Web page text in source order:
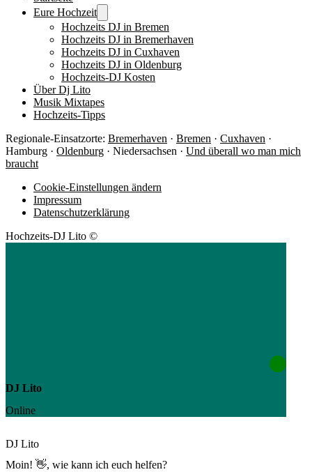
Eure Hochzeit
Hochzeits DJ in Bremen
Hochzeits DJ in Bremerhaven
Hochzeits DJ in Cuxhaven
Hochzeits DJ in Oldenburg
Hochzeits-DJ Kosten
Über Dj Lito
Musik Mixtapes
Hochzeits-Tipps
Regionale-Einsatzorte: Bremerhaven · Bremen · Cuxhaven ·
Hamburg · Oldenburg · Niedersachsen · Und überall wo man mich
braucht
Cookie-Einstellungen ändern
Impressum
Datenschutzerklärung
Hochzeits-DJ Lito ©
DJ Lito
Online
DJ Lito
Moin! 👋, wie kann ich euch helfen?